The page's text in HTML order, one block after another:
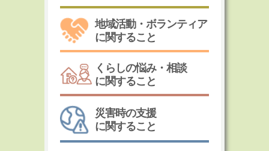
地域活動・ボランティア
に関すること
くらしの悩み・相談
に関すること
災害時の支援
に関すること